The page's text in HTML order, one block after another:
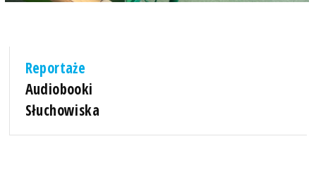
Reportaże
Audiobooki
Słuchowiska